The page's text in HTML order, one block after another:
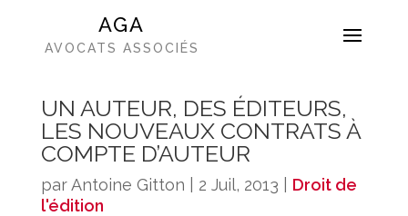
AGA
AVOCATS ASSOCIÉS
UN AUTEUR, DES ÉDITEURS,
LES NOUVEAUX CONTRATS À
COMPTE D’AUTEUR
parAntoine Gitton 2 Juil, 2013
Droit de
l'édition